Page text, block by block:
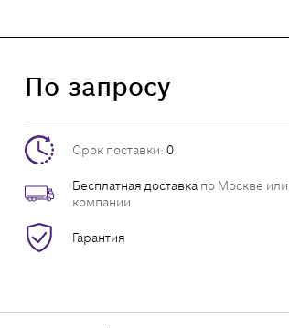
По запросу
Срок поставки: 0
Бесплатная доставка по Москве
компании
Гарантия